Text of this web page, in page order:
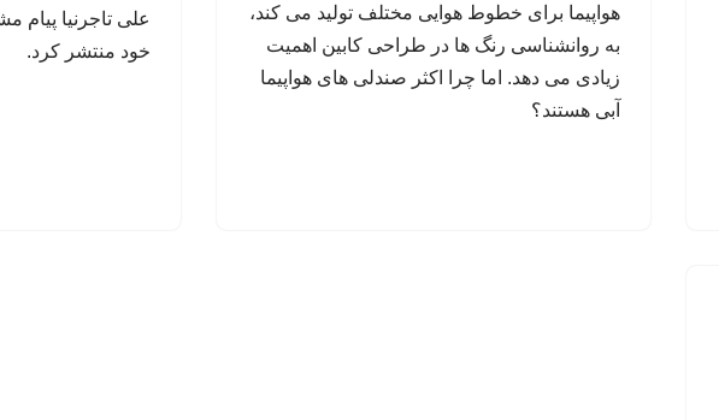
هواپیما برای خطوط هوایی مختلف تولید می کند،
به روانشناسی رنگ ها در طراحی کابین اهمیت
زیادی می دهد. اما چرا اکثر صندلی های هواپیما
آبی هستند؟
علی تاجرنیا
خود منتشر کرد.